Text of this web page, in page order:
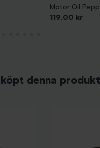
Motor Oil
Pris
119,00 kr
denna